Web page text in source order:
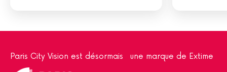
Paris City Vision est désormais une marque de Extime